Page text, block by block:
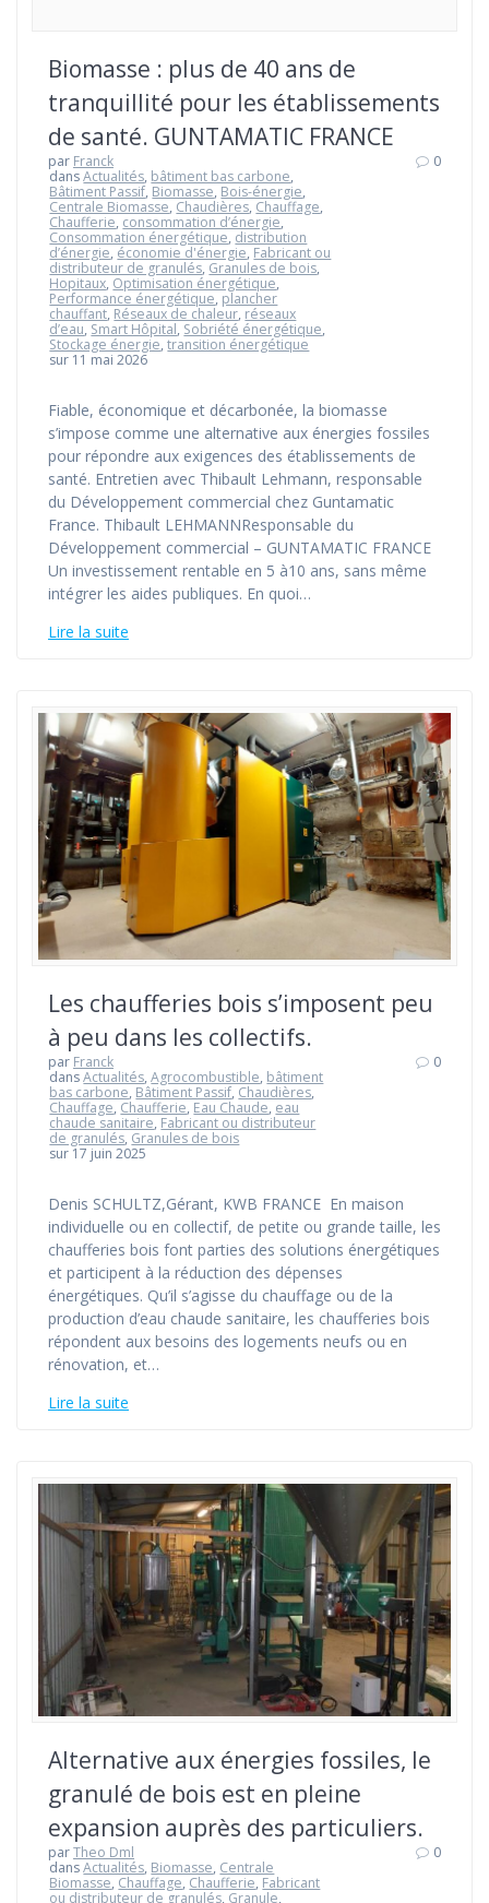
Biomasse : plus de 40 ans de
tranquillité pour les établissements
de santé. GUNTAMATIC FRANCE
par Franck
dansActualités, bâtiment bas carbone,
Bâtiment Passif, Biomasse, Bois-énergie,
Centrale Biomasse, Chaudières, Chauffage,
Chaufferie, consommation d’énergie,
Consommation énergétique, distribution
d’énergie, économie d'énergie, Fabricant ou
distributeur de granulés, Granules de bois,
Hopitaux, Optimisation énergétique,
Performance énergétique, plancher
chauffant, Réseaux de chaleur, réseaux
d’eau, Smart Hôpital, Sobriété énergétique,
Stockage énergie,transition énergétique
sur 11 mai 2026
0
Fiable, économique et décarbonée, la biomasse
s’impose comme une alternative aux énergies fossiles
pour répondre aux exigences des établissements de
santé. Entretien avec Thibault Lehmann, responsable
du Développement commercial chez Guntamatic
France. Thibault LEHMANNResponsable du
Développement commercial – GUNTAMATIC FRANCE
Un investissement rentable en 5 à10 ans, sans même
intégrer les aides publiques. En quoi…
Lire la suite
Les chaufferies bois s’imposent peu
à peu dans les collectifs.
par Franck
dansActualités,Agrocombustible, bâtiment
bas carbone, Bâtiment Passif, Chaudières,
Chauffage, Chaufferie, Eau Chaude, eau
chaude sanitaire, Fabricant ou distributeur
de granulés, Granules de bois
sur 17 juin 2025
0
Denis SCHULTZ,Gérant, KWB FRANCE En maison
individuelle ou en collectif, de petite ou grande taille, les
chaufferies bois font parties des solutions énergétiques
et participent à la réduction des dépenses
énergétiques. Qu’il s’agisse du chauffage ou de la
production d’eau chaude sanitaire, les chaufferies bois
répondent aux besoins des logements neufs ou en
rénovation, et…
Lire la suite
Alternative aux énergies fossiles, le
granulé de bois est en pleine
expansion auprès des particuliers.
parTheo Dml
dansActualités, Biomasse, Centrale
Biomasse, Chauffage, Chaufferie, Fabricant
ou distributeur de granulés, Granule,
0